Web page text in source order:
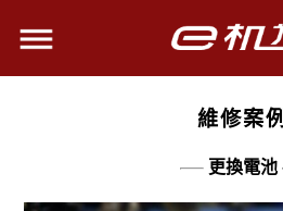
維修案例
更換電池